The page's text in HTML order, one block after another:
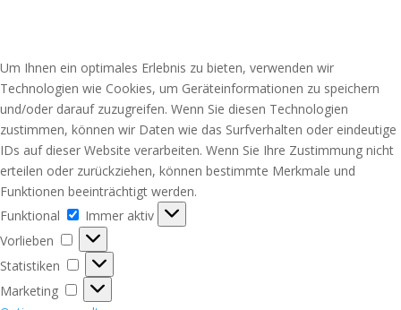
Um Ihnen ein optimales Erlebnis zu bieten, verwenden wir
Technologien wie Cookies, um Geräteinformationen zu speichern
und/oder darauf zuzugreifen. Wenn Sie diesen Technologien
zustimmen, können wir Daten wie das Surfverhalten oder eindeutige
IDs auf dieser Website verarbeiten. Wenn Sie Ihre Zustimmung nicht
erteilen oder zurückziehen, können bestimmte Merkmale und
Funktionen beeinträchtigt werden.
Funktional
Funktional
Immer aktiv
Vorlieben
Vorlieben
Statistiken
Statistiken
Marketing
Marketing